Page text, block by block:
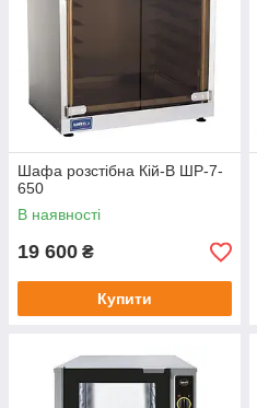
Шафа розстібна Кій-В ШР-7-
650
В наявності
19 600 ₴
Купити